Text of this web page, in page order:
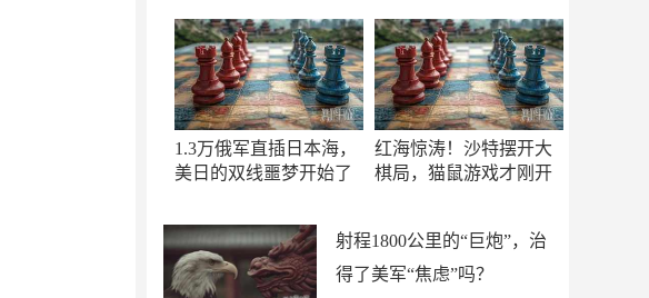
1.3万俄军直插日本海，
美日的双线噩梦开始了
红海惊涛！沙特摆开大
棋局，猫鼠游戏才刚开
射程1800公里的“巨炮”，治
得了美军“焦虑”吗？